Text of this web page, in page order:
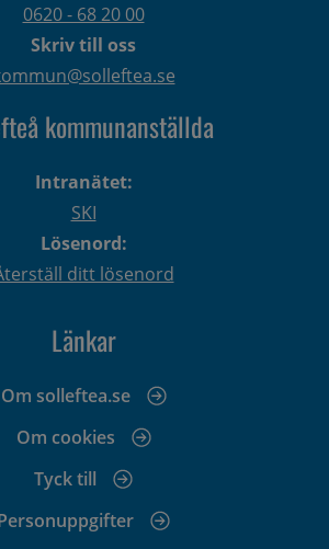
0620 - 68 20 00
Skriv till oss
kommunanställda
Intranätet:
SKI
Lösenord:
ditt lösenord
Länkar
Om solleftea.se
Om cookies
Tyck till